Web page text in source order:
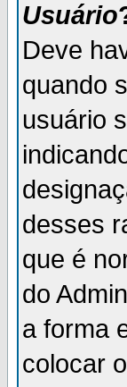
Usuário
Deve
quando
usuário
desses
que é
do
a forma
colocar